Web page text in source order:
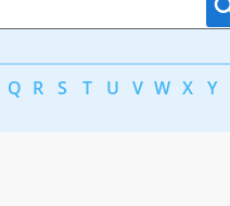
Q R S T U V W X Y